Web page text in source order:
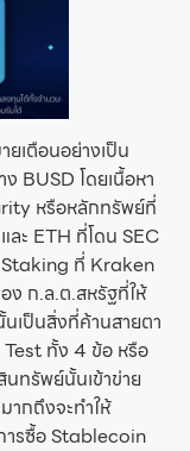
เตือนอย่างเป็น
BUSD โดยเนื้อหา
หรือหลักทรัพย์ที่
ละ ETH ที่โดน SEC
ที่ Kraken
ง ก.ล.ต.สหรัฐที่ให้
เป็นสิ่งที่ค้านสายตา
ทั้ง 4 ข้อ หรือ
ทรัพย์นั้นเข้าข่าย
กถึงจะทำให้
ารซื้อ Stablecoin